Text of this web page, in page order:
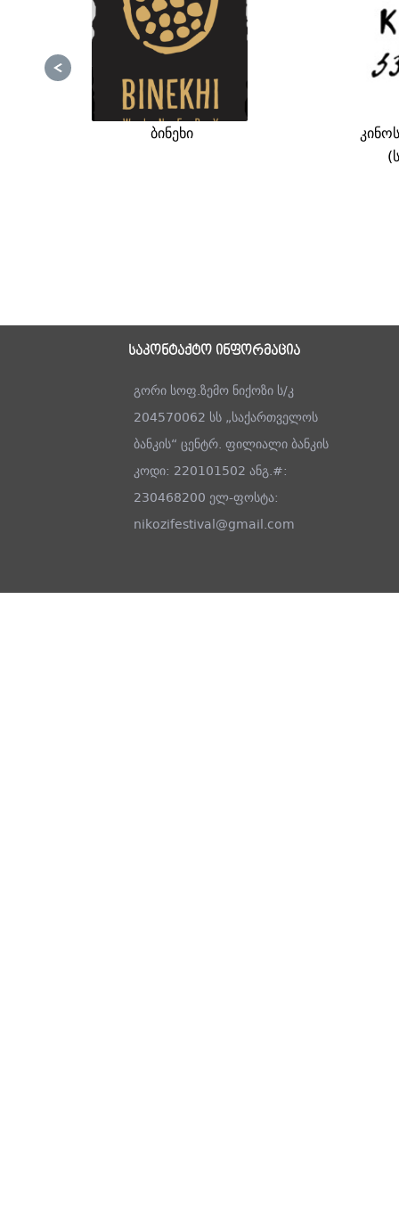
საკონტაქტო ინფორმაცია
გორი სოფ.ზემო ნიქოზი ს/კ
204570062 სს „საქართველოს
ბანკის“ ცენტრ. ფილიალი ბანკის
კოდი: 220101502 ანგ.#:
230468200 ელ-ფოსტა:
nikozifestival@gmail.com